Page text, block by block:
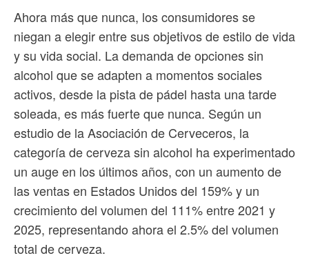
Ahora más que nunca, los consumidores se
niegan a elegir entre sus objetivos de estilo de vida
y su vida social. La demanda de opciones sin
alcohol que se adapten a momentos sociales
activos, desde la pista de pádel hasta una tarde
soleada, es más fuerte que nunca. Según un
estudio de la Asociación de Cerveceros, la
categoría de cerveza sin alcohol ha experimentado
un auge en los últimos años, con un aumento de
las ventas en Estados Unidos del 159% y un
crecimiento del volumen del 111% entre 2021 y
2025, representando ahora el 2.5% del volumen
total de cerveza.